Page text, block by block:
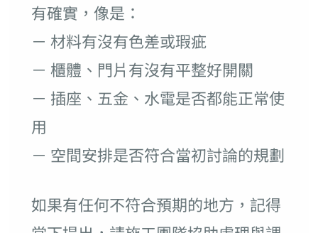
有確實，像是：
－ 材料有沒有色差或瑕疵
－ 櫃體、門片有沒有平整好開關
－ 插座、五金、水電是否都能正常使
用
－ 空間安排是否符合當初討論的規劃
如果有任何不符合預期的地方，記得